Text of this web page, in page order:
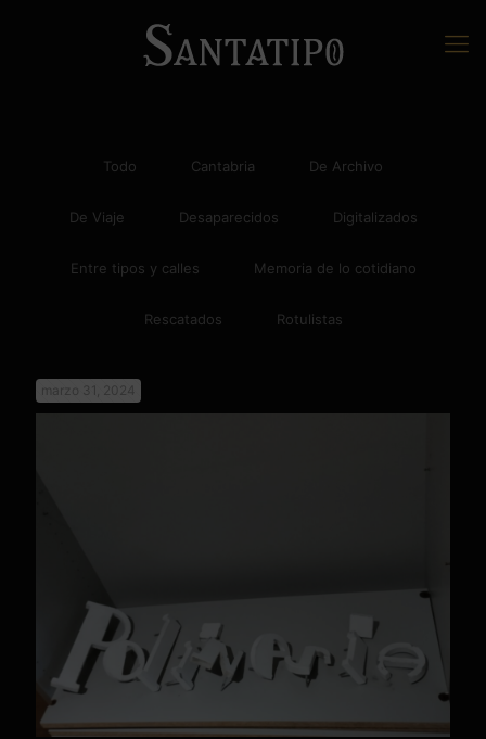
Todo Cantabria De Archivo
De Viaje Desaparecidos Digitalizados
Entre tipos y calles Memoria de lo cotidiano
Rescatados Rotulistas
marzo 31, 2024